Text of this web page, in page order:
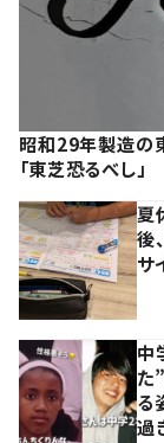
昭和29年製造の
「東芝恐るべし」
夏
後
サ
中
た
る
過